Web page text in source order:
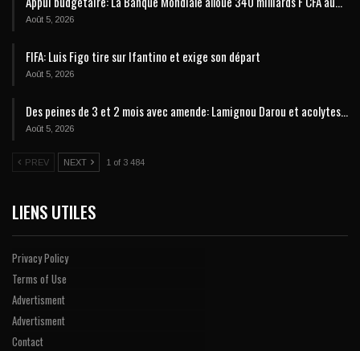
Août 5, 2026
FIFA: Luis Figo tire sur Ifantino et exige son départ
Août 5, 2026
Des peines de 3 et 2 mois avec amende: Lamignou Darou et acolytes…
Août 5, 2026
PREV NEXT 1 of 3 484
LIENS UTILES
Privacy Policy
Terms of Use
Advertisment
Advertisment
Contact